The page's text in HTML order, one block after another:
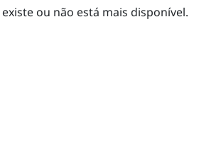
ou não está mais disponível.